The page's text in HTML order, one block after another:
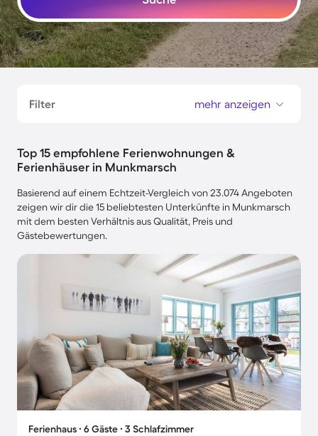
Filter mehr anzeigen
Top 15 empfohlene Ferienwohnungen &
Ferienhäuser in Munkmarsch
Basierend auf einem Echtzeit-Vergleich von 23.074 Angeboten
zeigen wir dir die 15 beliebtesten Unterkünfte in Munkmarsch
mit dem besten Verhältnis aus Qualität, Preis und
Gästebewertungen.
Ferienhaus ∙ 6 Gäste ∙ 3 Schlafzimmer